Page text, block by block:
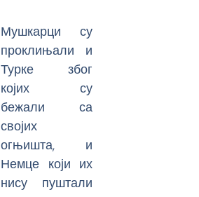
Мушкарци су
проклињали и
Турке због
којих су
бежали са
својих
огњишта, и
Немце који их
нису пуштали